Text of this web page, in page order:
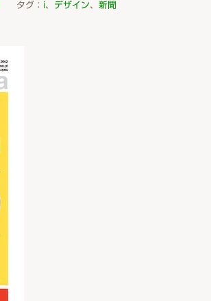
タグ： i、 デザイン、 新聞